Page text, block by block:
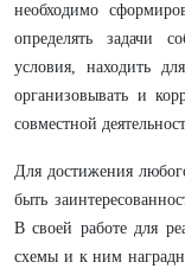
необходимо
определять задачи
условия, находить
организовывать и
совместной
Для достижения
быть
В своей работе для
схемы и к ним